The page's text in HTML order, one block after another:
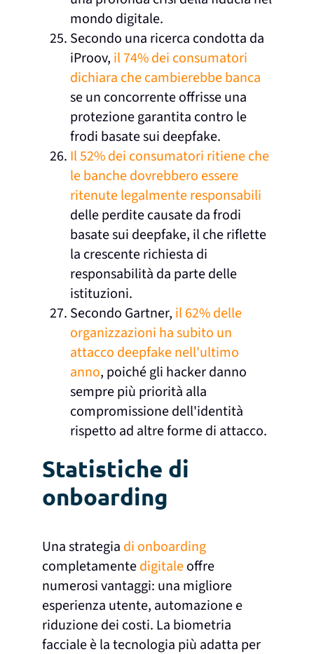
mondo digitale.
Secondo una ricerca condotta da
iProov, il 74% dei consumatori
dichiara che cambierebbe banca
se un concorrente offrisse una
protezione garantita contro le
frodi basate sui deepfake.
Il 52% dei consumatori ritiene che
le banche dovrebbero essere
ritenute legalmente responsabili
delle perdite causate da frodi
basate sui deepfake, il che riflette
la crescente richiesta di
responsabilità da parte delle
istituzioni.
Secondo Gartner, il 62% delle
organizzazioni ha subito un
attacco deepfake nell'ultimo
anno, poiché gli hacker danno
sempre più priorità alla
compromissione dell'identità
rispetto ad altre forme di attacco.
Statistiche di
onboarding
Una strategia di onboarding
completamentedigitaleoffre
numerosi vantaggi: una migliore
esperienza utente, automazione e
riduzione dei costi. La biometria
facciale è la tecnologia più adatta per